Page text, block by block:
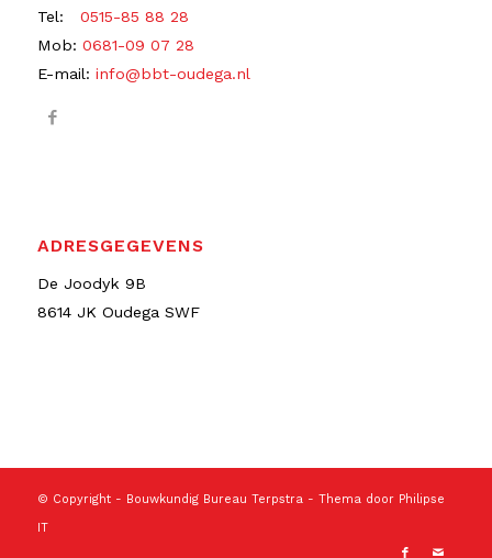
Tel: 0515-85 88 28
Mob: 0681-09 07 28
E-mail: info@bbt-oudega.nl
ADRESGEGEVENS
De Joodyk 9B
8614 JK Oudega SWF
© Copyright - Bouwkundig Bureau Terpstra- Thema door Philipse
IT